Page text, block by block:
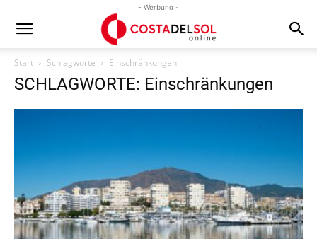
- Werbung -
Start Schlagworte Einschränkungen
SCHLAGWORTE: Einschränkungen